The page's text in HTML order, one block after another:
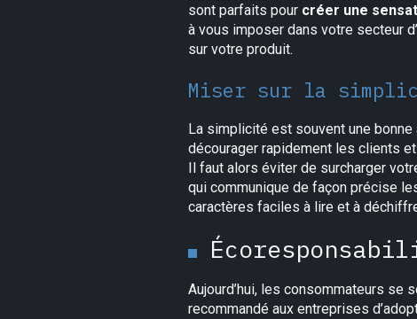
sont parfaits pour créer une
à vous imposer dans votre secteur
sur votre produit.
Miser sur la
La simplicité est souvent une bonne
décourager rapidement les clients
Il faut alors éviter de surcharger
qui communique de façon précise
caractères faciles à lire et à
Aujourd’hui, les consommateurs se
recommandé aux entreprises